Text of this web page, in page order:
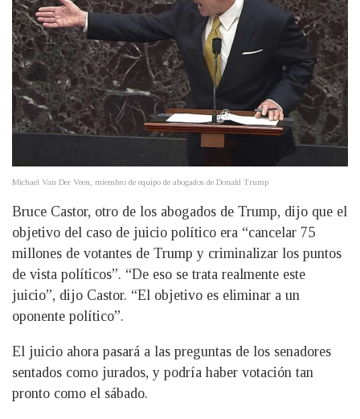
Michael Van Der Veen, miembro de equipo de abogados de Donald Trump
Bruce Castor, otro de los abogados de Trump, dijo que el
objetivo del caso de juicio político era “cancelar 75
millones de votantes de Trump y criminalizar los puntos
de vista políticos”. “De eso se trata realmente este
juicio”, dijo Castor. “El objetivo es eliminar a un
oponente político”.
El juicio ahora pasará a las preguntas de los senadores
sentados como jurados, y podría haber votación tan
pronto como el sábado.